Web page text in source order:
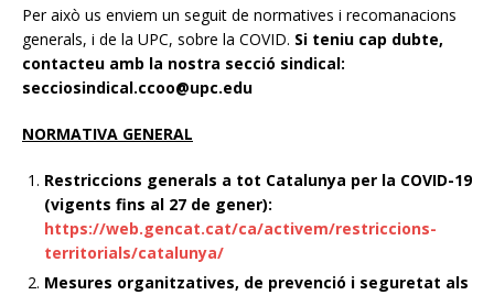
Per això us enviem un seguit de normatives i recomanacions
generals, i de la UPC, sobre la COVID. Si teniu cap dubte,
contacteu amb la nostra secció sindical:
secciosindical.ccoo@upc.edu
NORMATIVA GENERAL
Restriccions generals a tot Catalunya per la COVID-19
(vigents fins al 27 de gener):
https://web.gencat.cat/ca/activem/restriccions-
territorials/catalunya/
Mesures organitzatives, de prevenció i seguretat als